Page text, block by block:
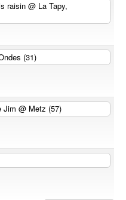
raisin@ La Tapy,
(31)
Jim@ Metz (57)